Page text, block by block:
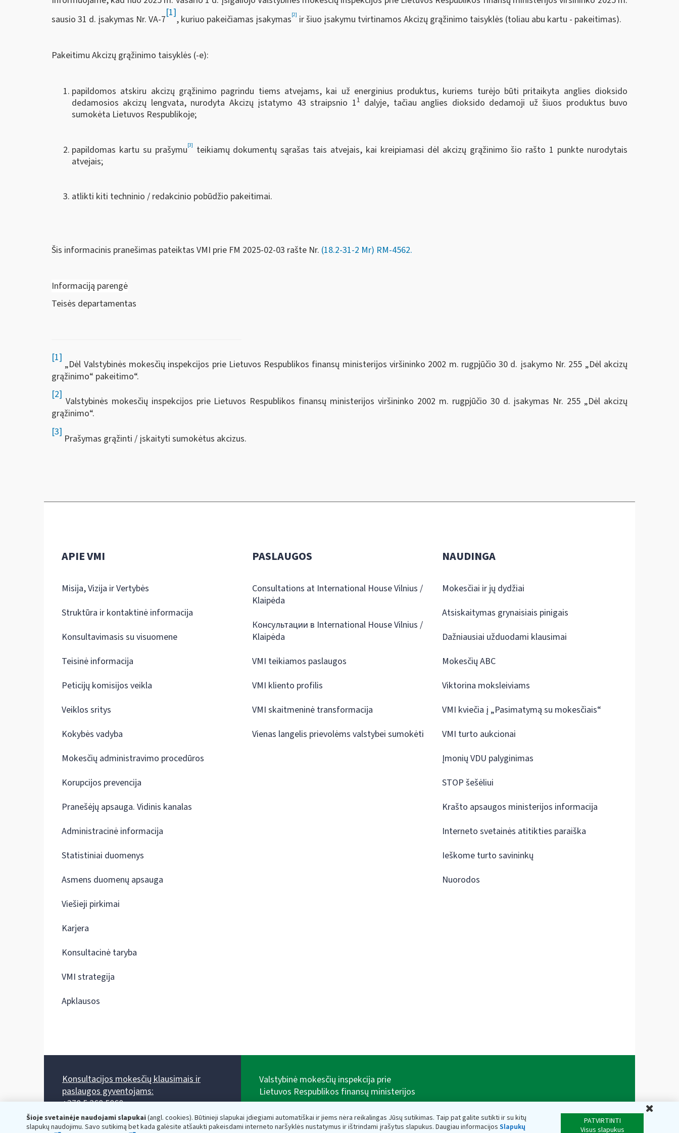
sausio 31 d. įsakymas Nr. VA-7
[1]
, kuriuo pakeičiamas įsakymas[2] ir šiuo įsakymu tvirtinamos Akcizų grąžinimo taisyklės (toliau abu kartu - pakeitimas).
Pakeitimu Akcizų grąžinimo taisyklės (-e):
papildomos atskiru akcizų grąžinimo pagrindu tiems atvejams, kai už energinius produktus, kuriems turėjo būti pritaikyta anglies dioksido
dedamosios akcizų lengvata, nurodyta Akcizų įstatymo 43 straipsnio 11 dalyje, tačiau anglies dioksido dedamoji už šiuos produktus buvo
sumokėta Lietuvos Respublikoje;
papildomas kartu su prašymu[3]
teikiamų dokumentų sąrašas tais atvejais, kai kreipiamasi dėl akcizų grąžinimo šio rašto 1 punkte nurodytais
atvejais;
atlikti kiti techninio / redakcinio pobūdžio pakeitimai.
Šis informacinis pranešimas pateiktas VMI prie FM 2025-02-03 rašte Nr. (18.2-31-2 Mr) RM-4562.
Informaciją parengė
Teisės departamentas
[1]
„Dėl Valstybinės mokesčių inspekcijos prie Lietuvos Respublikos finansų ministerijos viršininko 2002 m. rugpjūčio 30 d. įsakymo Nr. 255 „Dėl akcizų
grąžinimo“ pakeitimo“.
[2]
Valstybinės mokesčių inspekcijos prie Lietuvos Respublikos finansų ministerijos viršininko 2002 m. rugpjūčio 30 d. įsakymas Nr. 255 „Dėl akcizų
grąžinimo“.
[3]
Prašymas grąžinti / įskaityti sumokėtus akcizus.
Šioje svetainėje naudojami slapukai(angl. cookies). Būtinieji slapukai įdiegiami automatiškai ir jiems nėra reikalingas Jūsų sutikimas. Taip pat galite sutikti ir su kitų
slapukų naudojimu. Savo sutikimą bet kada galėsite atšaukti pakeisdami interneto naršyklės nustatymus ir ištrindami įrašytus slapukus. Daugiau informacijos Slapukų
PATVIRTINTI
Visus slapukus
APIE VMI
Misija, Vizija ir Vertybės
Struktūra ir kontaktinė informacija
Konsultavimasis su visuomene
Teisinė informacija
Peticijų komisijos veikla
Veiklos sritys
Kokybės vadyba
Mokesčių administravimo procedūros
Korupcijos prevencija
Pranešėjų apsauga. Vidinis kanalas
Administracinė informacija
Statistiniai duomenys
Asmens duomenų apsauga
Viešieji pirkimai
Karjera
Konsultacinė taryba
VMI strategija
Apklausos
PASLAUGOS
Consultations at International House Vilnius /
Klaipėda
Консультации в International House Vilnius /
Klaipėda
VMI teikiamos paslaugos
VMI kliento profilis
VMI skaitmeninė transformacija
Vienas langelis prievolėms valstybei sumokėti
NAUDINGA
Mokesčiai ir jų dydžiai
Atsiskaitymas grynaisiais pinigais
Dažniausiai užduodami klausimai
Mokesčių ABC
Viktorina moksleiviams
VMI kviečia į „Pasimatymą su mokesčiais“
VMI turto aukcionai
Įmonių VDU palyginimas
STOP šešėliui
Krašto apsaugos ministerijos informacija
Interneto svetainės atitikties paraiška
Ieškome turto savininkų
Nuorodos
Konsultacijos mokesčių klausimais ir
paslaugos gyventojams:
+370 5 260 5060
Darbo laikas: I-IV 8.00-17.00, V 8.00-15.45.
Prieššventinę dieną - viena valanda trumpiau.
Valstybinė mokesčių inspekcija prie
Lietuvos Respublikos finansų ministerijos
adresas: Vasario 16-osios g. 14, 01107 Vilnius, Lietuva,
el.paštas:vmi@vmi.lt, E. pristatymo dėžutės adresas